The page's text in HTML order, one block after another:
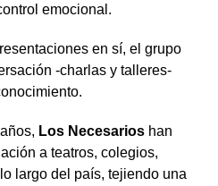
emocional.
en sí, el grupo
-charlas y talleres-
Los Necesarios han
a teatros, colegios,
largo del país, tejiendo una